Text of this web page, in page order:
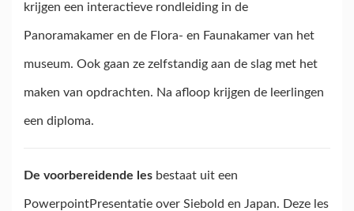
krijgen een interactieve rondleiding in de
Panoramakamer en de Flora- en Faunakamer van het
museum. Ook gaan ze zelfstandig aan de slag met het
maken van opdrachten. Na afloop krijgen de leerlingen
een diploma.
De voorbereidende les bestaat uit een
PowerpointPresentatie over Siebold en Japan. Deze les